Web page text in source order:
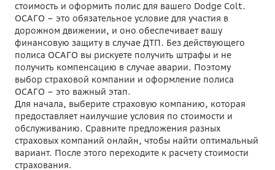
стоимость и оформить полис для вашего Dodge Colt.
ОСАГО – это обязательное условие для участия в
дорожном движении, и оно обеспечивает вашу
финансовую защиту в случае ДТП. Без действующего
полиса ОСАГО вы рискуете получить штрафы и не
получить компенсацию в случае аварии. Поэтому
выбор страховой компании и оформление полиса
ОСАГО – это важный этап.
Для начала, выберите страховую компанию, которая
предоставляет наилучшие условия по стоимости и
обслуживанию. Сравните предложения разных
страховых компаний онлайн, чтобы найти оптимальный
вариант. После этого переходите к расчету стоимости
страхования.